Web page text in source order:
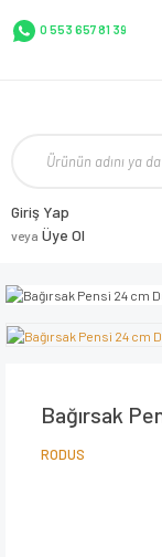
0 553 657 81 39
Giriş Yap
veya Üye Ol
Bağırsak
RODUS